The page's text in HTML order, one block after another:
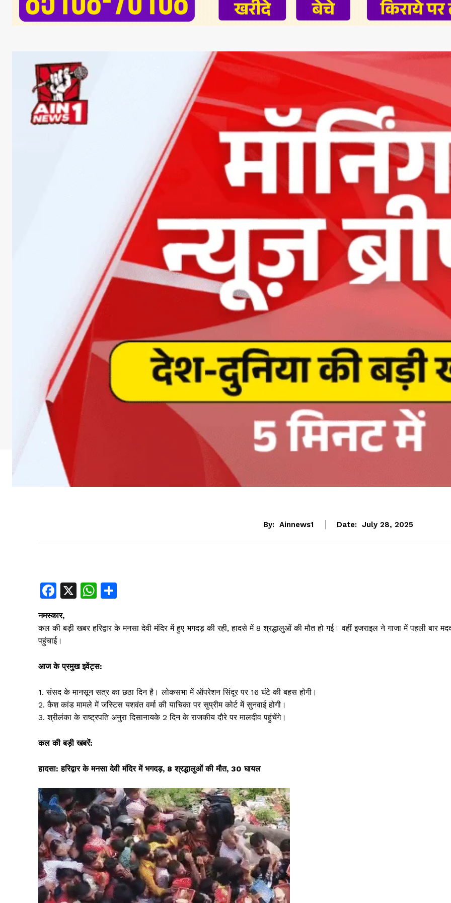
FacebookWhatsApp
Share
Read Latest News on
AIN NEWS 1 App
DOWNLOAD NOW
AIN NEWS 1
Contact Us
About Us
Privacy Policy
Terms of Use Agreement
Facebook
X WhatsApp
Share
By: Ainnews1 Date: July 28, 2025
F
c
e
o
o
k
X
W
at
p
p
ar
नमस्कार,
कल की बड़ी खबर हरिद्वार के मनसा देवी मंदिर में हुए भगदड़ की रही, हादसे में 8 श्रद्धालुओं की मौत हो गई। वहीं इजराइल ने गाजा में पहली बार
पहुंचाई।
आज के प्रमुख इवेंट्स:
1. संसद के मानसून सत्र का छठा दिन है। लोकसभा में ऑपरेशन सिंदूर पर 16 घंटे की बहस होगी।
2. कैश कांड मामले में जस्टिस यशवंत वर्मा की याचिका पर सुप्रीम कोर्ट में सुनवाई होगी।
3. श्रीलंका के राष्ट्रपति अनुरा दिसानायके 2 दिन के राजकीय दौरे पर मालदीव पहुंचेंगे।
कल की बड़ी खबरें:
हादसा: हरिद्वार के मनसा देवी मंदिर में भगदड़, 8 श्रद्धालुओं की मौत, 30 घायल